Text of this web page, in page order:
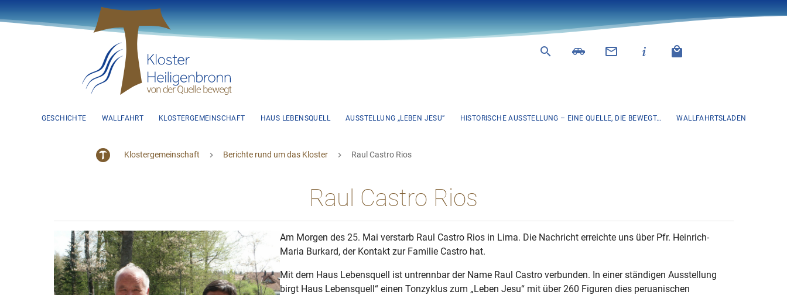
GESCHICHTE WALLFAHRT KLOSTERGEMEINSCHAFT HAUS LEBENSQUELL AUSSTELLUNG „LEBEN JESU” HISTORISCHE AUSSTELLUNG – EINE QUELLE, DIE BEWEGT… WALLFAHRTSLADEN
Klostergemeinschaft Berichte rund um das Kloster Raul Castro Rios
Raul Castro Rios
Am Morgen des 25. Mai verstarb Raul Castro Rios in Lima. Die Nachricht erreichte uns über Pfr. Heinrich-
Maria Burkard, der Kontakt zur Familie Castro hat.
Mit dem Haus Lebensquell ist untrennbar der Name Raul Castro verbunden. In einer ständigen Ausstellung
birgt Haus Lebensquell“ einen Tonzyklus zum „Leben Jesu“ mit über 260 Figuren dies peruanischen